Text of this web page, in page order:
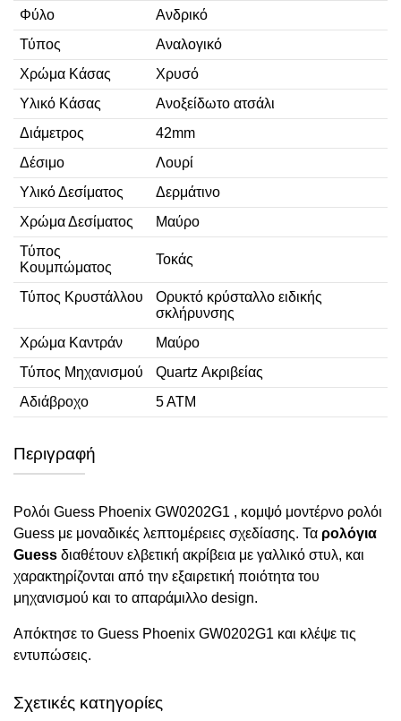
Φύλο
Ανδρικό
Τύπος
Αναλογικό
Χρώμα Κάσας
Χρυσό
Υλικό Κάσας
Ανοξείδωτο ατσάλι
Διάμετρος
42mm
Δέσιμο
Λουρί
Υλικό Δεσίματος
Δερμάτινο
Χρώμα Δεσίματος
Μαύρο
Τύπος
Κουμπώματος
Τοκάς
Τύπος Κρυστάλλου
Ορυκτό κρύσταλλο ειδικής
σκλήρυνσης
Χρώμα Καντράν
Μαύρο
Τύπος Μηχανισμού
Quartz Ακριβείας
Αδιάβροχο
5 ΑΤΜ
Περιγραφή
Ρολόι Guess Phoenix GW0202G1 , κομψό μοντέρνο ρολόι
Guess με μοναδικές λεπτομέρειες σχεδίασης. Τα ρολόγια
Guess διαθέτουν ελβετική ακρίβεια με γαλλικό στυλ, και
χαρακτηρίζονται από την εξαιρετική ποιότητα του
μηχανισμού και το απαράμιλλο design.
Απόκτησε το Guess Phoenix GW0202G1 και κλέψε τις
εντυπώσεις.
Σχετικές κατηγορίες